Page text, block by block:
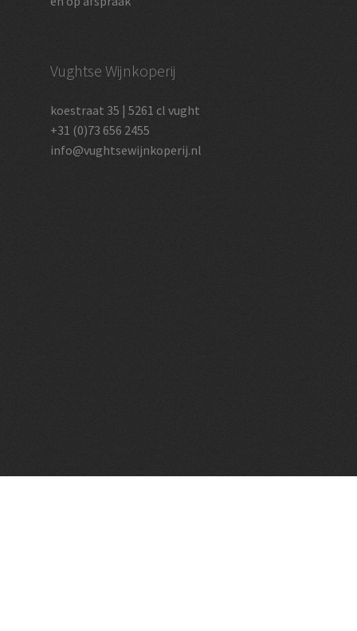
Vughtse Wijnkoperij
koestraat 35 | 5261 cl vught
+31 (0)73 656 2455
info@vughtsewijnkoperij.nl